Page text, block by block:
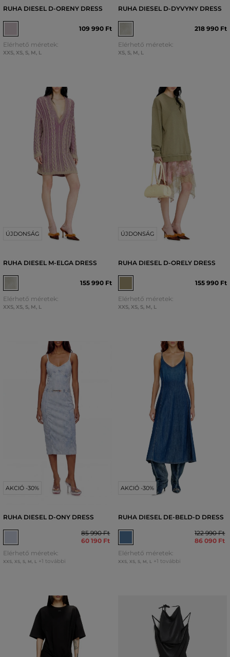
RUHA DIESEL D-ORENY DRESS
109 990 Ft
Elérhető méretek:
XXS, XS, S, M, L
RUHA DIESEL D-DYVYNY DRESS
218 990 Ft
Elérhető méretek:
XS, S, M, L
ÚJDONSÁG
RUHA DIESEL M-ELGA DRESS
155 990 Ft
Elérhető méretek:
XXS, XS, S, M, L
ÚJDONSÁG
RUHA DIESEL D-ORELY DRESS
155 990 Ft
Elérhető méretek:
XXS, XS, S, M, L
AKCIÓ -30%
RUHA DIESEL D-ONY DRESS
85 990 Ft
60 190 Ft
Elérhető méretek:
XXS, XS, S, M L +1 további
AKCIÓ -30%
RUHA DIESEL DE-BELD-D DRESS
122 990 Ft
86 090 Ft
Elérhető méretek:
XXS, XS, S, M L +1 további